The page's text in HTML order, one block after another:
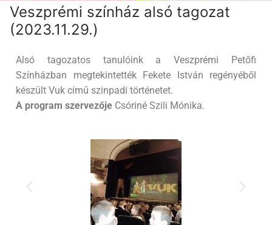
Veszprémi színház alsó tagozat
(2023.11.29.)
Alsó tagozatos tanulóink a Veszprémi Petőfi
Színházban megtekintették Fekete István regényéből
készült Vuk című szinpadi történetet.
A program szervezője Csóriné Szili Mónika.